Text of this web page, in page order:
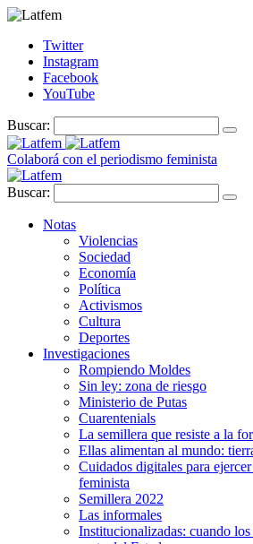
Twitter
Instagram
Facebook
YouTube
Buscar:
Colaborá con el periodismo feminista
Buscar:
Notas
Violencias
Sociedad
Economía
Política
Activismos
Cultura
Deportes
Investigaciones
Rompiendo Moldes
Sin ley: zona de riesgo
Ministerio de Putas
Cuarentenials
La semillera que resiste a la
Ellas alimentan al mundo:
Cuidados digitales para
feminista
Semillera 2022
Las informales
Institucionalizadas: cuando